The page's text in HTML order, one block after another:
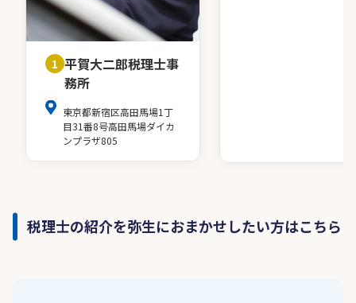
1 平賀大二郎税理士事
務所
東京都新宿区高田馬場1丁
目31番8号高田馬場ダイカ
ンプラザ805
税理士の紹介を弥生におまかせしたい方はこちら